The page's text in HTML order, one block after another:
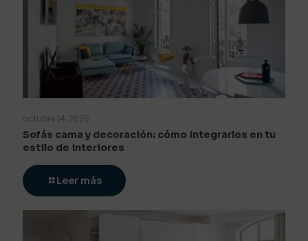
octubre 14, 2025
Sofás cama y decoración: cómo integrarlos en tu
estilo de interiores
Leer más